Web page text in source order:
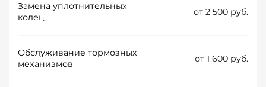
Замена уплотнительных
колец
от 2 500 руб.
Обслуживание тормозных
механизмов
от 1 600 руб.